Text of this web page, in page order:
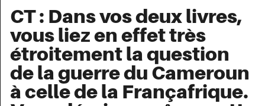
CT : Dans vos deux livres,
vous liez en effet très
étroitement la question
de la guerre du Cameroun
à celle de la Françafrique.